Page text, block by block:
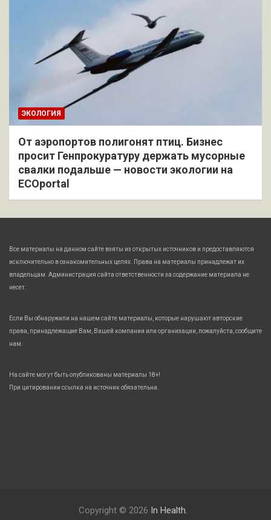
ЭКОЛОГИЯ
От аэропортов полигонят птиц. Бизнес
просит Генпрокуратуру держать мусорные
свалки подальше — новости экологии на
ECOportal
Все материалы на данном сайте взяты из открытых источников и предоставляются
исключительно в ознакомительных целях. Права на материалы принадлежат их
владельцам. Администрация сайта ответственности за содержание материала не
несет.
Если Вы обнаружили на нашем сайте материалы, которые нарушают авторские
права, принадлежащие Вам, Вашей компании или организации, пожалуйста, сообщите
нам.
На сайте могут быть опубликованы материалы 18+!
При цитировании ссылка на источник обязательна.
Copyright © 2026 In Health.